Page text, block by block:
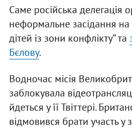
Саме російська делегація
неформальне засідання на
дітей із зони конфлікту” та
Бєлову.
Водночас місія
заблокувала
йдеться у її Твіттері.
відмовився брати участь у